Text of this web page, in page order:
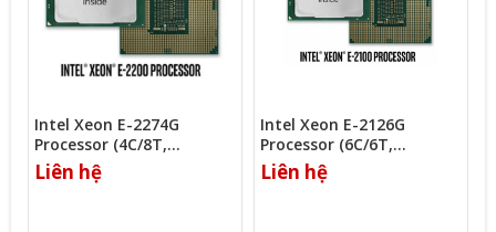
Intel Xeon E-2274G
Processor (4C/8T,
4.00Ghz, 8MB)
Liên hệ
Intel Xeon E-2126G
Processor (6C/6T,
3.30Ghz, 12MB)
Liên hệ